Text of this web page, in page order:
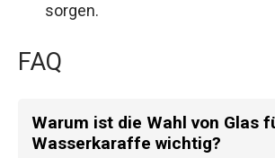
sorgen.
FAQ
Warum ist die Wahl von Glas
Wasserkaraffe wichtig?